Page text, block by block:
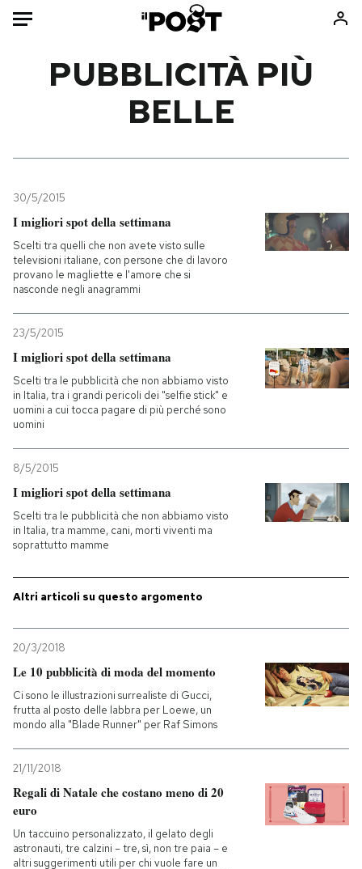
Mondo
Tecnologia
Internet
Scienza
Cultura
Economia
Libri
Ok Boomer!
PODCAST
NEWSLETTER
I MIEI PREFERITI
CALENDARIO
Entra
PUBBLICITÀ PIÙ
BELLE
30/5/2015
I migliori spot della settimana
Scelti tra quelli che non avete visto sulle
televisioni italiane, con persone che di lavoro
provano le magliette e l'amore che si
nasconde negli anagrammi
23/5/2015
I migliori spot della settimana
Scelti tra le pubblicità che non abbiamo visto
in Italia, tra i grandi pericoli dei "selfie stick" e
uomini a cui tocca pagare di più perché sono
uomini
8/5/2015
I migliori spot della settimana
Scelti tra le pubblicità che non abbiamo visto
in Italia, tra mamme, cani, morti viventi ma
soprattutto mamme
Altri articoli su questo argomento
20/3/2018
Le 10 pubblicità di moda del momento
Ci sono le illustrazioni surrealiste di Gucci,
frutta al posto delle labbra per Loewe, un
mondo alla "Blade Runner" per Raf Simons
21/11/2018
Regali di Natale che costano meno di 20
euro
Un taccuino personalizzato, il gelato degli
astronauti, tre calzini – tre, sì, non tre paia – e
altri suggerimenti utili per chi vuole fare un